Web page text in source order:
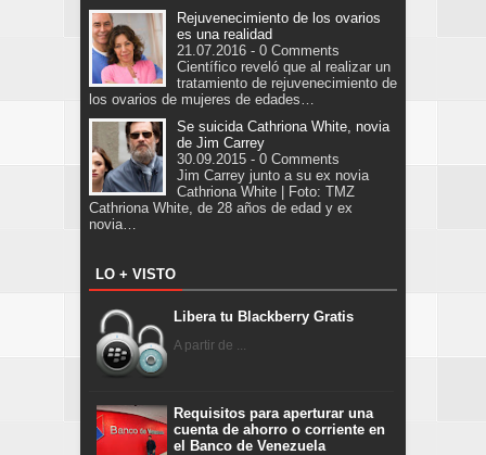
Rejuvenecimiento de los ovarios
es una realidad
21.07.2016 - 0 Comments
Científico reveló que al realizar un
tratamiento de rejuvenecimiento de
los ovarios de mujeres de edades…
Se suicida Cathriona White, novia
de Jim Carrey
30.09.2015 - 0 Comments
Jim Carrey junto a su ex novia
Cathriona White | Foto: TMZ
Cathriona White, de 28 años de edad y ex
novia…
LO + VISTO
Libera tu Blackberry Gratis
A partir de ...
Requisitos para aperturar una
cuenta de ahorro o corriente en
el Banco de Venezuela